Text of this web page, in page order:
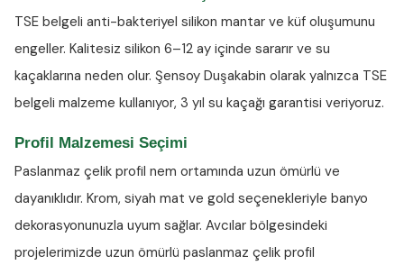
TSE belgeli anti-bakteriyel silikon mantar ve küf oluşumunu
engeller. Kalitesiz silikon 6–12 ay içinde sararır ve su
kaçaklarına neden olur. Şensoy Duşakabin olarak yalnızca TSE
belgeli malzeme kullanıyor, 3 yıl su kaçağı garantisi veriyoruz.
Profil Malzemesi Seçimi
Paslanmaz çelik profil nem ortamında uzun ömürlü ve
dayanıklıdır. Krom, siyah mat ve gold seçenekleriyle banyo
dekorasyonunuzla uyum sağlar. Avcılar bölgesindeki
projelerimizde uzun ömürlü paslanmaz çelik profil